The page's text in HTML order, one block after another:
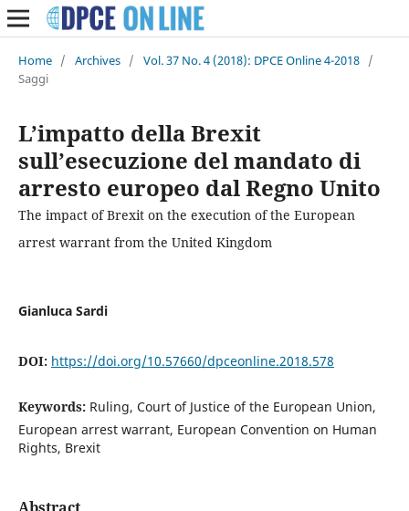
Home / Archives / Vol. 37 No. 4 (2018): DPCE Online 4-2018 /
Saggi
L’impatto della Brexit
sull’esecuzione del mandato di
arresto europeo dal Regno Unito
The impact of Brexit on the execution of the European
arrest warrant from the United Kingdom
Gianluca Sardi
DOI: https://doi.org/10.57660/dpceonline.2018.578
Keywords: Ruling, Court of Justice of the European Union,
European arrest warrant, European Convention on Human
Rights, Brexit